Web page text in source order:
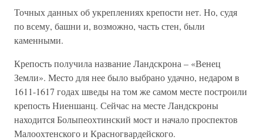
Точных данных об укреплениях крепости нет. Но, судя
по всему, башни и, возможно, часть стен, были
каменными.
Крепость получила название Ландскрона – «Венец
Земли». Место для нее было выбрано удачно, недаром в
1611-1617 годах шведы на том же самом месте построили
крепость Ниеншанц. Сейчас на месте Ландскроны
находится Болыпеохтинский мост и начало проспектов
Малоохтенского и Красногвардейского.